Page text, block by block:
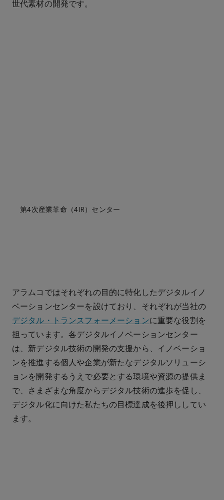
世代素材の開発です。
第4次産業革命（4IR）センター
アラムコではそれぞれの目的に特化したデジタルイノ
ベーションセンターを設けており、それぞれが当社の
デジタル・トランスフォーメーションに重要な役割を
担っています。各デジタルイノベーションセンター
は、新デジタル技術の開発の支援から、イノベーショ
ンを推進する個人や企業が新たなデジタルソリューシ
ョンを開発するうえで必要とする環境や資源の提供ま
で、さまざまな角度からデジタル技術の進歩を促し、
デジタル化に向けた私たちの目標達成を後押ししてい
ます。